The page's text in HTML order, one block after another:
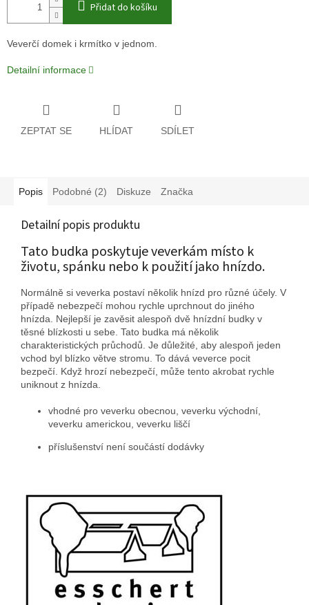
Přidat do košíku
Veverčí domek i krmítko v jednom.
Detailní informace
ZEPTAT SE HLÍDAT SDÍLET
Popis Podobné (2) Diskuze Značka
Detailní popis produktu
Tato budka poskytuje veverkám místo k
životu, spánku nebo k použití jako hnízdo.
Normálně si veverka postaví několik hnízd pro různé účely. V
případě nebezpečí mohou rychle uprchnout do jiného
hnízda. Nejlepší je zavěsit alespoň dvě hnízdní budky v
těsné blízkosti u sebe. Tato budka má několik
charakteristických průchodů. Je důležité, aby alespoň jeden
vchod byl blízko větve stromu. To dává veverce pocit
bezpečí. Když hrozí nebezpečí, může tento akrobat rychle
uniknout z hnízda.
vhodné pro veverku obecnou, veverku východní,
veverku americkou, veverku liščí
příslušenství není součástí dodávky